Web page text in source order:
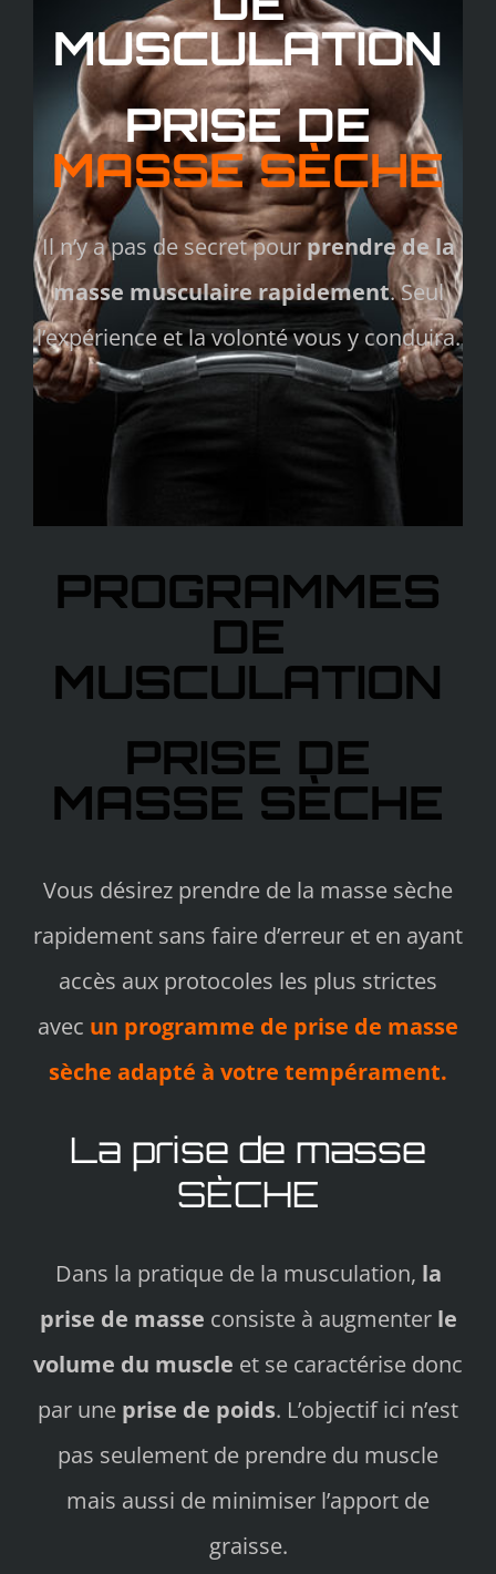
MUSCULATION
PRISE DE
MASSE SÈCHE
Il n’y a pas de secret pourprendre de la
masse musculaire rapidement. Seul
l’expérience et la volonté vous y conduira.
PROGRAMMES
DE
MUSCULATION
PRISE DE
MASSE SÈCHE
Vous désirez prendre de la masse sèche
rapidement sans faire d’erreur et en ayant
accès aux protocoles les plus strictes
avec un programme de prise de masse
sèche adapté à votre tempérament.
La prise de masse
SÈCHE
Dans la pratique de la musculation, la
prise de masse consiste à augmenter le
volume du muscle et se caractérise donc
par une prise de poids. L’objectif ici n’est
pas seulement de prendre du muscle
mais aussi de minimiser l’apport de
graisse.